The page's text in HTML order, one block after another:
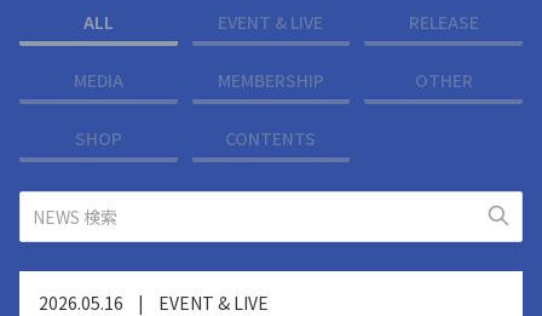
ALL EVENT & LIVE RELEASE
MEDIA MEMBERSHIP OTHER
SHOP CONTENTS
2026.05.16 |
EVENT & LIVE